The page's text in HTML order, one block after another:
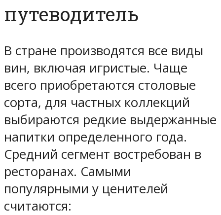
путеводитель
В стране производятся все виды
вин, включая игристые. Чаще
всего приобретаются столовые
сорта, для частных коллекций
выбираются редкие выдержанные
напитки определенного года.
Средний сегмент востребован в
ресторанах. Самыми
популярными у ценителей
считаются: